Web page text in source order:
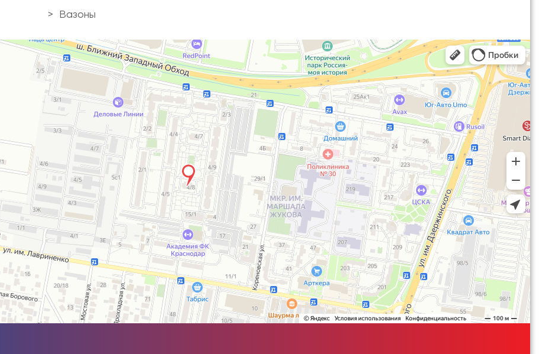
Вазоны